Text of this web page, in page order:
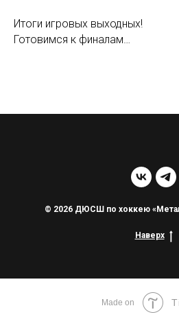
Итоги игровых выходных!